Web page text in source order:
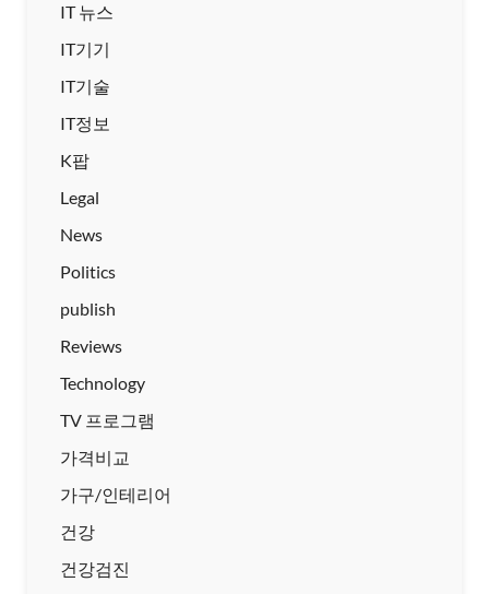
IT 뉴스
IT기기
IT기술
IT정보
K팝
Legal
News
Politics
publish
Reviews
Technology
TV 프로그램
가격비교
가구/인테리어
건강
건강검진